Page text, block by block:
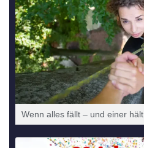
Wenn alles fällt – und einer hält